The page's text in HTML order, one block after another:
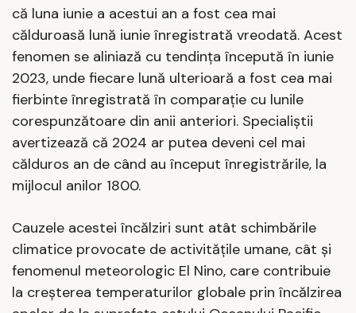
că luna iunie a acestui an a fost cea mai
călduroasă lună iunie înregistrată vreodată. Acest
fenomen se aliniază cu tendința începută în iunie
2023, unde fiecare lună ulterioară a fost cea mai
fierbinte înregistrată în comparație cu lunile
corespunzătoare din anii anteriori. Specialiștii
avertizează că 2024 ar putea deveni cel mai
călduros an de când au început înregistrările, la
mijlocul anilor 1800.
Cauzele acestei încălziri sunt atât schimbările
climatice provocate de activitățile umane, cât și
fenomenul meteorologic El Nino, care contribuie
la creșterea temperaturilor globale prin încălzirea